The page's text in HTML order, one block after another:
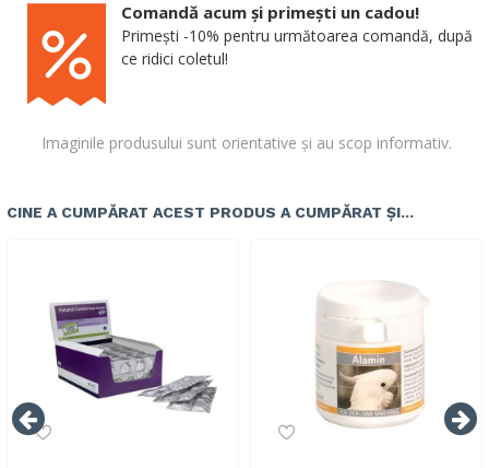
Imaginile produsului sunt orientative și au scop informativ.
Comandă acum și primești un cadou!
Primești -10% pentru următoarea comandă, după
ce ridici coletul!
CINE A CUMPĂRAT ACEST PRODUS A CUMPĂRAT ȘI...